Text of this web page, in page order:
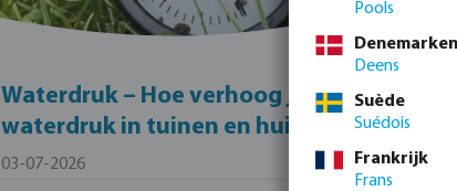
Waterdruk – Hoe verhoog je de
waterdruk in tuinen en huizen
03-07-2026
Pools
Denemarken
Deens
Suède
Suédois
Frankrijk
Frans